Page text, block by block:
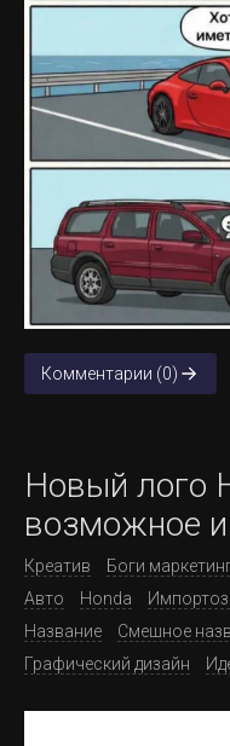
Комментарии (0)
Новый лого
возможное
Креатив Боги
Авто
Honda
Название
Смешное
Графический дизайн